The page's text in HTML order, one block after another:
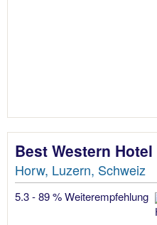
Best Western
Horw, Luzern, Schweiz
5.3 - 89 % Weiterempfehlung